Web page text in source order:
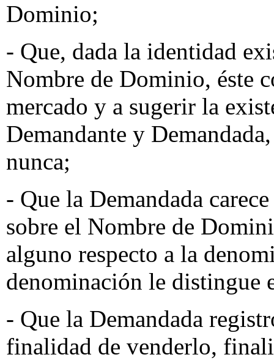
Dominio;
- Que, dada la identidad
Nombre de Dominio, éste
mercado y a sugerir la
Demandante y
nunca;
- Que la Demandada
sobre el Nombre de
alguno respecto a la
denominación le distingue
- Que la Demandada
finalidad de venderlo,